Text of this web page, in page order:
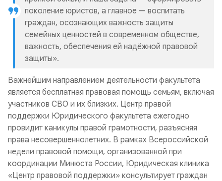
поколение юристов, а главное — воспитать
граждан, осознающих важность защиты
семейных ценностей в современном обществе,
важность, обеспечения ей надёжной правовой
защиты».
Важнейшим направлением деятельности факультета
является бесплатная правовая помощь семьям, включая
участников СВО и их близких. Центр правой
поддержки Юридического факультета ежегодно
провидит каникулы правой грамотности, разъясняя
права несовершеннолетних. В рамках Всероссийской
недели правовой помощи, организованной при
координации Минюста России, Юридическая клиника
«Центр правовой поддержки» консультирует граждан